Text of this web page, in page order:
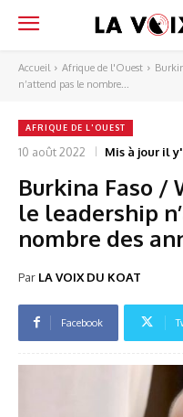
Accueil Afrique de l'Ouest
n’attend pas le nombre...
AFRIQUE DE L'OUEST
10 août 2022 Mis à jour il
Burkina Faso /
le leadership
nombre des
Par LA VOIX DU KOAT
Facebook